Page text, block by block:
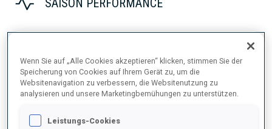
SAISON PERFORMANCE
2025/2026
PERFORMANCE
Wenn Sie auf „Alle Cookies akzeptieren“ klicken, stimmen Sie der
Speicherung von Cookies auf Ihrem Gerät zu, um die
Websitenavigation zu verbessern, die Websitenutzung zu
analysieren und unsere Marketingbemühungen zu unterstützen.
Leistungs-Cookies